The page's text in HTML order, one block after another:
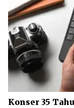
Konser 35